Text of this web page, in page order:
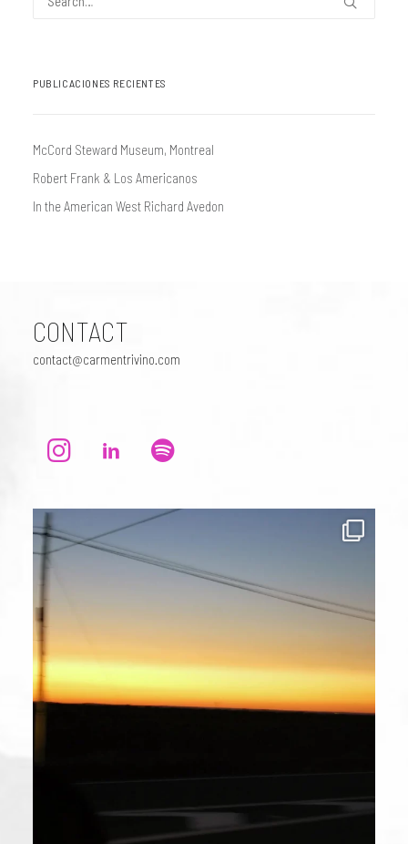
PUBLICACIONES RECIENTES
McCord Steward Museum, Montreal
Robert Frank & Los Americanos
In the American West Richard Avedon
CONTACT
contact@carmentrivino.com